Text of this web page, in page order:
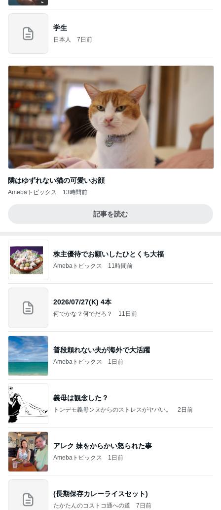
学生
日本人 7日前
隣はゆずれない猫の可愛いお顔
Amebaトピックス 13時間前
記事を読む
株主優待でお願いしたひとくち大福
Amebaトピックス 11時間前
2026/07/27(K) 4本
何でかな？何でだろ？ 11日前
普段頼れない夫が海外で大活躍
Amebaトピックス 1日前
義母は観念した？
トンデモ義母ンヌからのストレスがヤバい。 2日前
アレク 妹をからかい怒られた事
Amebaトピックス 1日前
(長期保存カレーライスセット)
たかたんのコストコ通への道 7日前